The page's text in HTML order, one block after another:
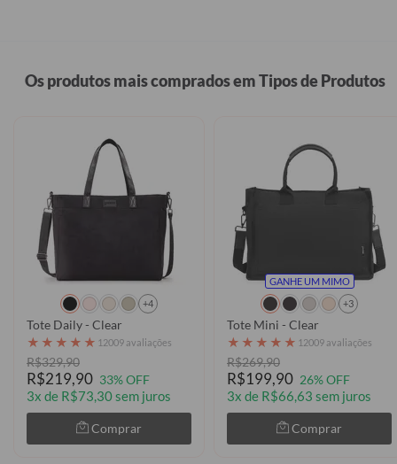
Os produtos mais comprados em Tipos de Produtos
+4
Tote Daily - Clear
★ ★ ★ ★ ★ 12009 avaliações
R$329,90
R$219,90 33% OFF
3x de R$73,30 sem juros
Comprar
GANHE UM MIMO
+3
Tote Mini - Clear
★ ★ ★ ★ ★ 12009 avaliações
R$269,90
R$199,90 26% OFF
3x de R$66,63 sem juros
Comprar